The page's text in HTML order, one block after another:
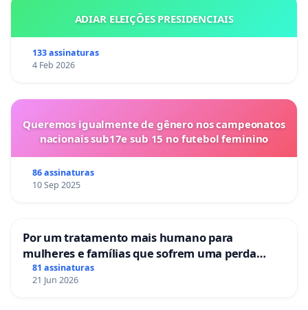
ADIAR ELEIÇÕES PRESIDENCIAIS
133 assinaturas
4 Feb 2026
Queremos igualmente de gênero nos campeonatos
nacionais sub17e sub 15 no futebol feminino
86 assinaturas
10 Sep 2025
Por um tratamento mais humano para
mulheres e famílias que sofrem uma perda
gestacional nos hospitais portugueses
81 assinaturas
21 Jun 2026